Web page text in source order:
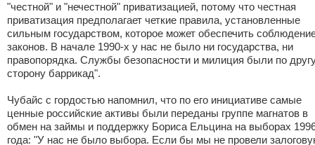
"честной" и "нечестной" приватизацией, потому что честная
приватизация предполагает четкие правила, установленные
сильным государством, которое может обеспечить
законов. В начале 1990-х у нас не было ни государства, ни
правопорядка. Службы безопасности и милиция были по
сторону баррикад".
Чубайс с гордостью напомнил, что по его инициативе самые
ценные российские активы были переданы группе магнатов в
обмен на займы и поддержку Бориса Ельцина на выборах
года: "У нас не было выбора. Если бы мы не провели